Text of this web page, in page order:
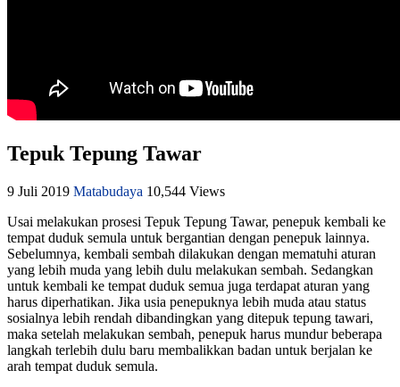
Tepuk Tepung Tawar
9 Juli 2019 Matabudaya 10,544 Views
Usai melakukan prosesi Tepuk Tepung Tawar, penepuk kembali ke
tempat duduk semula untuk bergantian dengan penepuk lainnya.
Sebelumnya, kembali sembah dilakukan dengan mematuhi aturan
yang lebih muda yang lebih dulu melakukan sembah. Sedangkan
untuk kembali ke tempat duduk semua juga terdapat aturan yang
harus diperhatikan. Jika usia penepuknya lebih muda atau status
sosialnya lebih rendah dibandingkan yang ditepuk tepung tawari,
maka setelah melakukan sembah, penepuk harus mundur beberapa
langkah terlebih dulu baru membalikkan badan untuk berjalan ke
arah tempat duduk semula.